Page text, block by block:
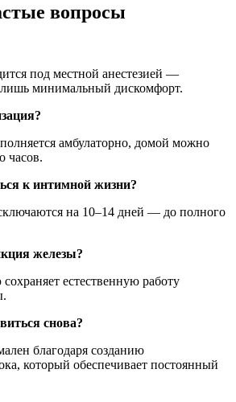
вопросы
под местной анестезией —
лишь минимальный дискомфорт.
амбулаторно, домой можно
часов.
к интимной жизни?
на 10–14 дней — до полного
железы?
естественную работу
снова?
благодаря созданию
который обеспечивает постоянный